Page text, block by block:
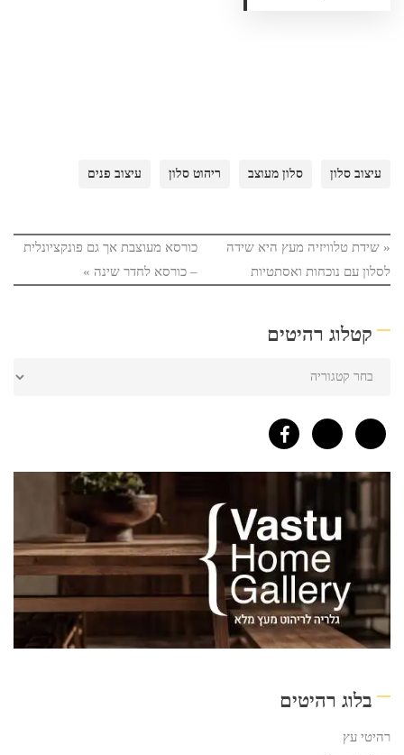
עיצוב סלון סלון מעוצב ריהוט סלון עיצוב פנים
« שידת טלוויזיה מעץ היא שידה
לסלון עם נוכחות ואסתטיות
כורסא מעוצבת אך גם פונקציונלית
– כורסא לחדר שינה »
קטלוג רהיטים
בלוג רהיטים
רהיטי עץ